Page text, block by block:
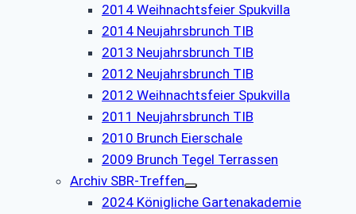
2014 Weihnachtsfeier Spukvilla
2014 Neujahrsbrunch TIB
2013 Neujahrsbrunch TIB
2012 Neujahrsbrunch TIB
2012 Weihnachtsfeier Spukvilla
2011 Neujahrsbrunch TIB
2010 Brunch Eierschale
2009 Brunch Tegel Terrassen
Archiv SBR-Treffen
2024 Königliche Gartenakademie